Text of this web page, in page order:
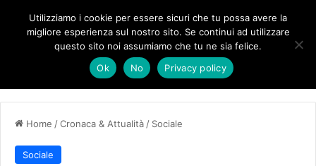
Forza Italia, il legnaghese Donà nella segreteria regionale
Home /Cronaca & Attualità / Sociale
Sociale
Utilizziamo i cookie per essere sicuri che tu possa avere la
migliore esperienza sul nostro sito. Se continui ad utilizzare
questo sito noi assumiamo che tu ne sia felice.
Ok
No Privacy policy